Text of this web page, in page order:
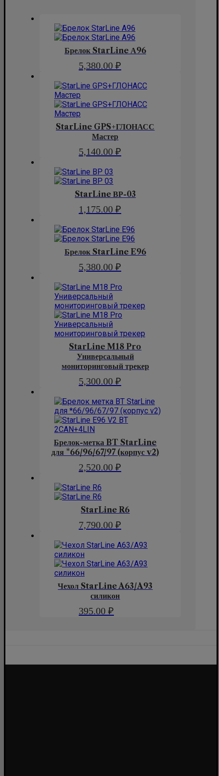
Брелок StarLine А96
5,380.00 ₽
StarLine GPS+ГЛОНАСС
Мастер
5,140.00 ₽
StarLine ВР-03
1,175.00 ₽
Брелок StarLine E96
5,380.00 ₽
StarLine M18 Pro
Универсальный
мониторинговый трекер
5,300.00 ₽
Брелок-метка BT StarLine
для *66/96/67/97 (корпус v2)
2,520.00 ₽
StarLine R6
7,790.00 ₽
Чехол StarLine A63/A93
силикон
395.00 ₽